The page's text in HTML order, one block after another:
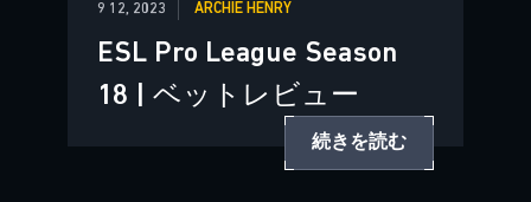
9 12, 2023 ARCHIE HENRY
ESL Pro League Season
18 | ベットレビュー
続きを読む